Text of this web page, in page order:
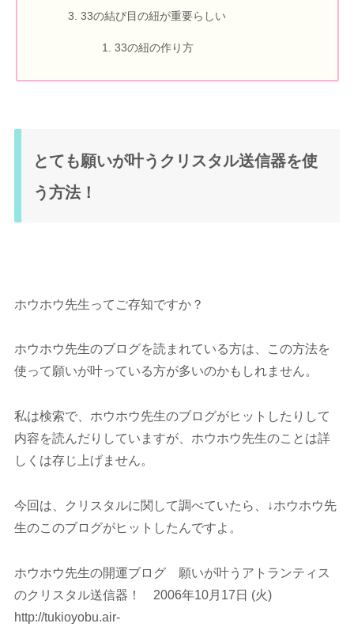
33の結び目の紐が重要らしい
33の紐の作り方
とても願いが叶うクリスタル送信器を使
う方法！
ホウホウ先生ってご存知ですか？
ホウホウ先生のブログを読まれている方は、この方法を
使って願いが叶っている方が多いのかもしれません。
私は検索で、ホウホウ先生のブログがヒットしたりして
内容を読んだりしていますが、ホウホウ先生のことは詳
しくは存じ上げません。
今回は、クリスタルに関して調べていたら、↓ホウホウ先
生のこのブログがヒットしたんですよ。
ホウホウ先生の開運ブログ 願いが叶うアトランティス
のクリスタル送信器！ 2006年10月17日 (火)
http://tukioyobu.air-